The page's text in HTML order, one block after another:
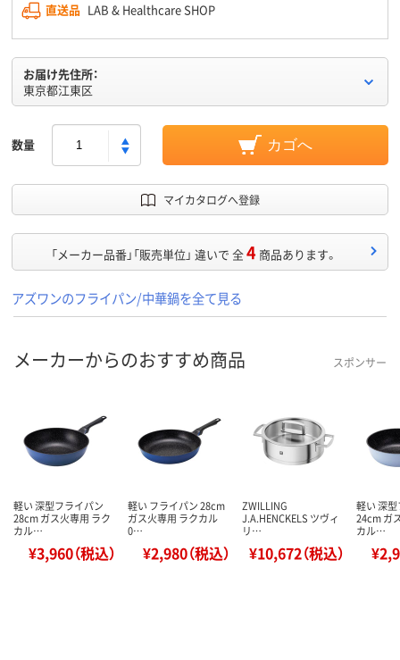
直送品 LAB & Healthcare SHOP
お届け先住所：
東京都江東区
数量 カゴへ
マイカタログへ登録
「メーカー品番」「販売単位」 違いで 全4 商品あります。
アズワンのフライパン/中華鍋を全て見る
メーカーからのおすすめ商品 スポンサー
軽い 深型フライパン
28cm ガス火専用 ラク
カル…
¥3,960（税込）
軽い フライパン 28cm
ガス火専用 ラクカル
0…
¥2,980（税込）
ZWILLING
J.A.HENCKELS ツヴィ
リ…
¥10,672（税込）
軽い 深
24cm ガ
カル…